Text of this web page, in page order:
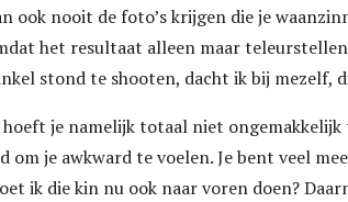
ook nooit de foto’s krijgen die je
het resultaat alleen maar
stond te shooten, dacht ik bij mezelf,
hoeft je namelijk totaal niet ongemakkelijk
om je awkward te voelen. Je bent veel
ik die kin nu ook naar voren doen?